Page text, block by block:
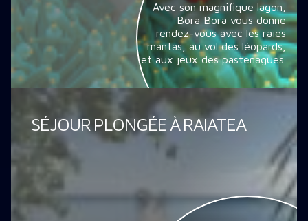
Avec son magnifique lagon,
Bora Bora vous donne
rendez-vous avec les raies
mantas, au vol des léopards,
et aux jeux des pastenagues.
SÉJOUR PLONGÉE À RAIATEA